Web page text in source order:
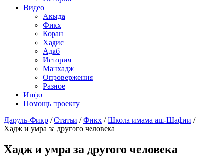
Видео
Акыда
Фикх
Коран
Хадис
Адаб
История
Манхадж
Опровержения
Разное
Инфо
Помощь проекту
Даруль-Фикр /Статьи /Фикх /Школа имама аш-Шафии /
Хадж и умра за другого человека
Хадж и умра за другого человека